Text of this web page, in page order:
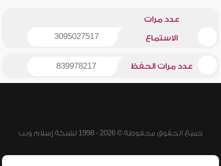
عدد مرات
الاستماع 3095027517
عدد مرات الحفظ 839978217
جميع الحقوق محفوظة © 2026 - 1998 لشبكة إسلام ويب